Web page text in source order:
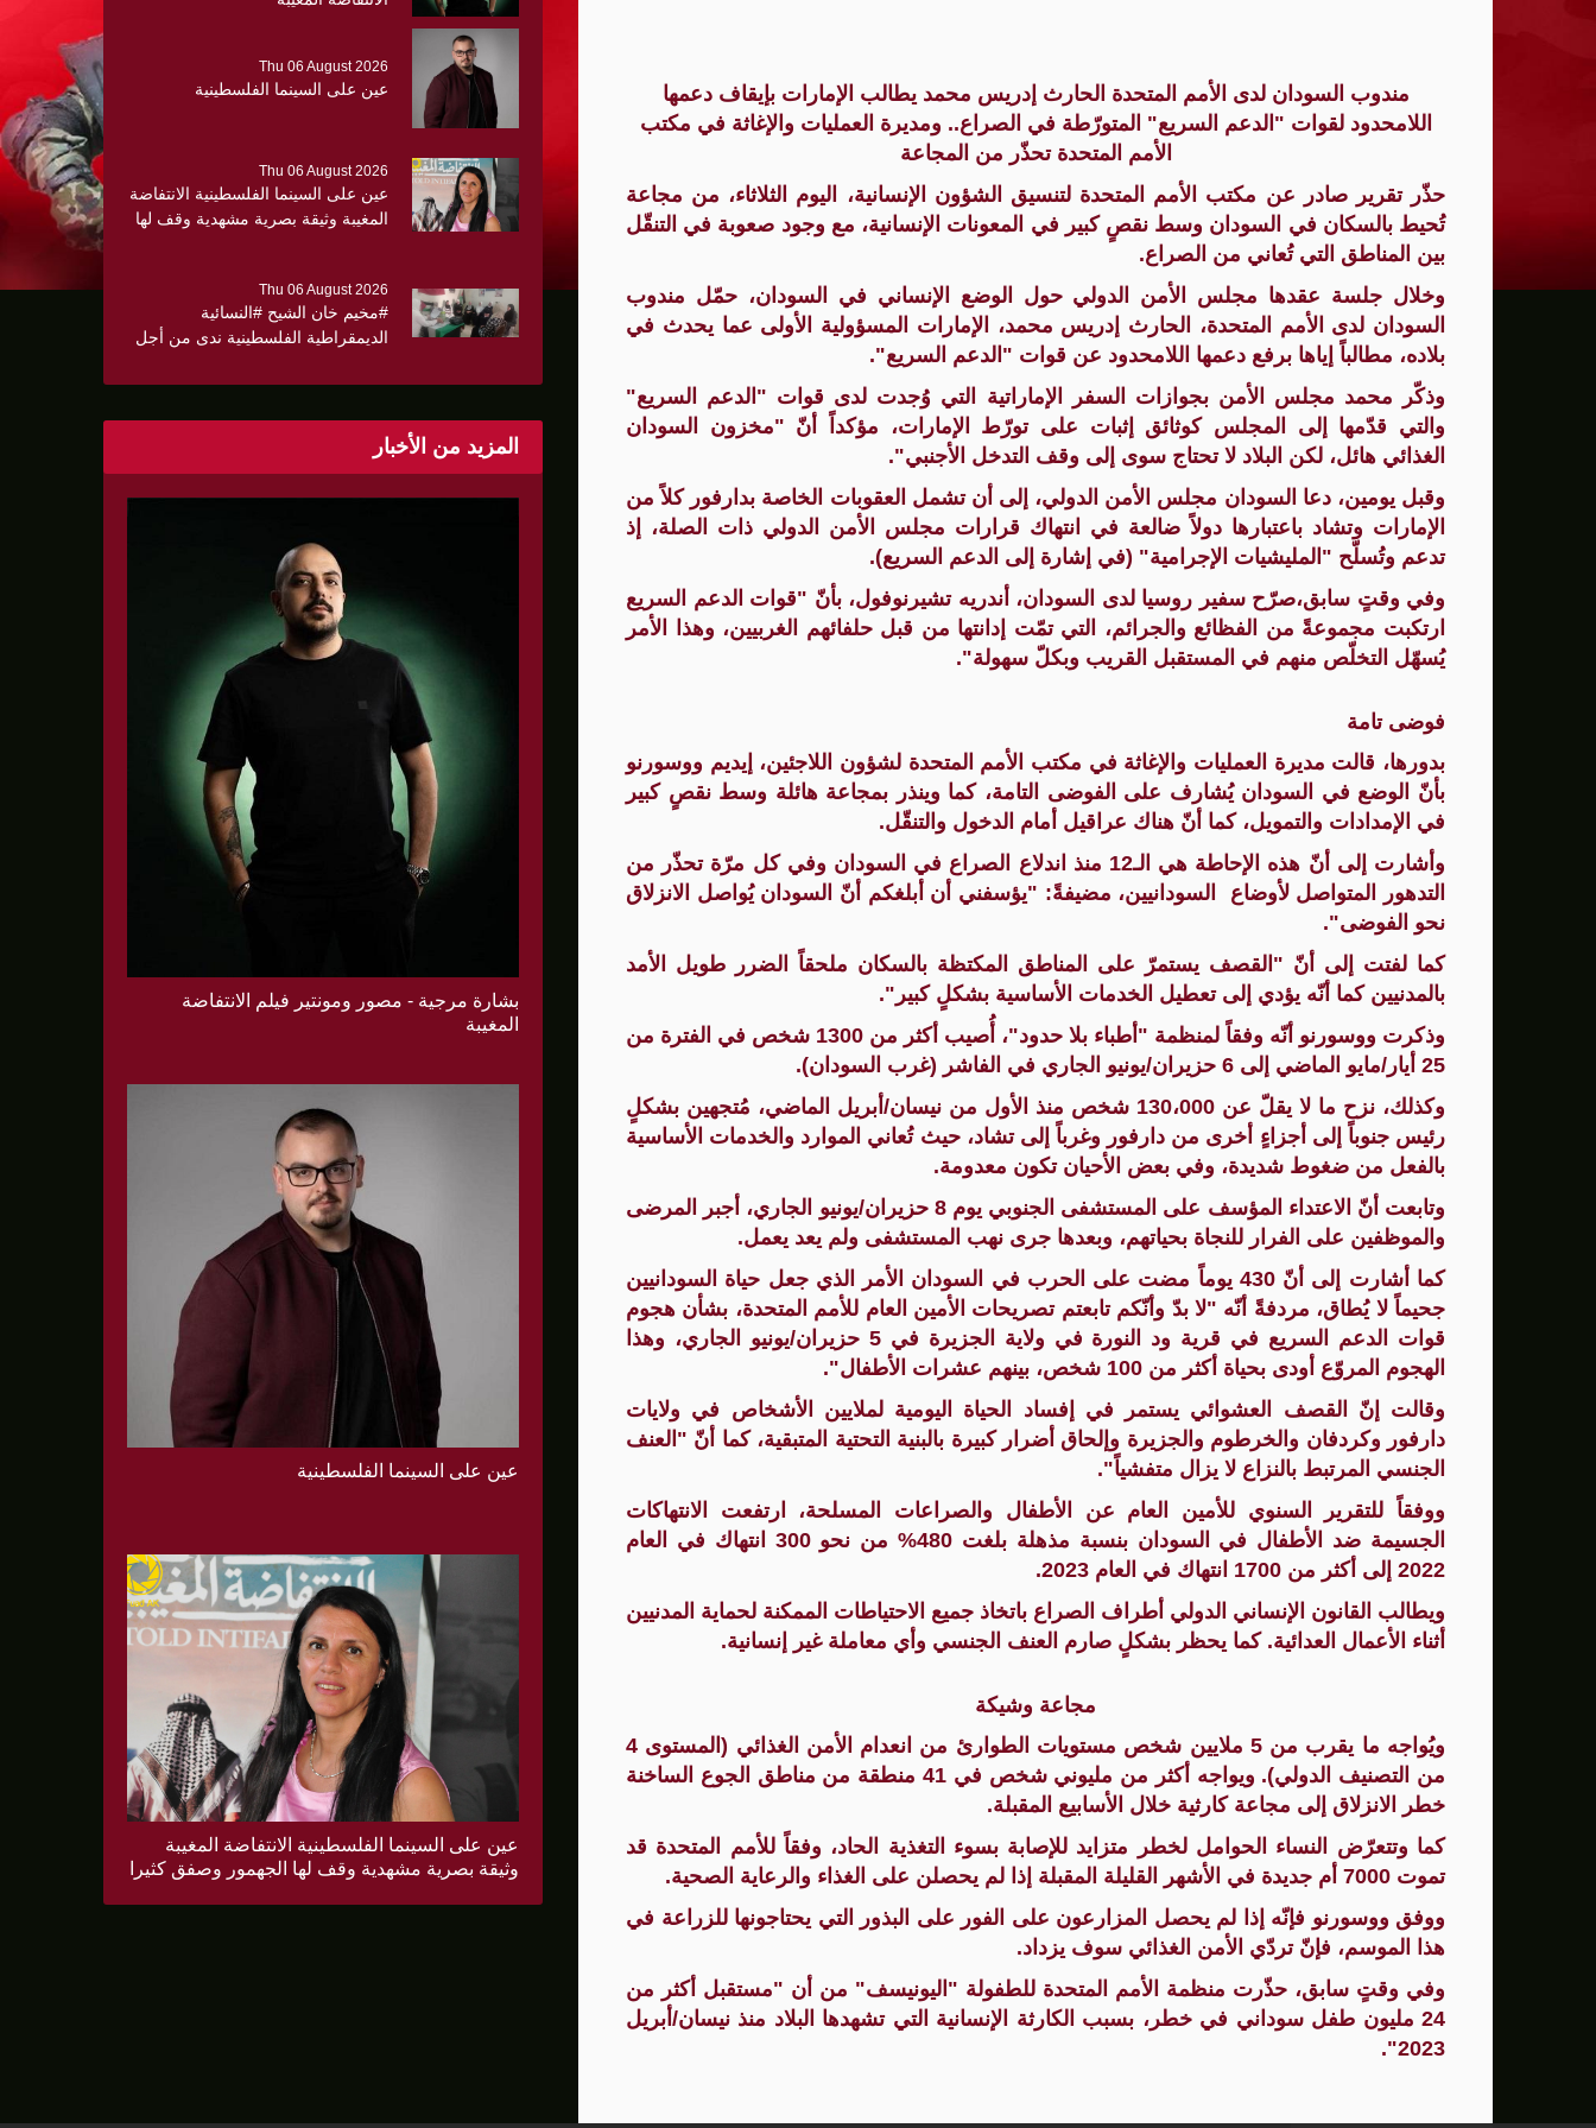
حماية الصحافيين تكرّم الصحافية كريستينا عاصي التي أصيبت بقصف إسرائيلي
فانس يؤكد وجود اختلافات في الرأي مع نتنياهو..,المفاوضات مع إيران "معقدة"
إيران تهدد بمهاجمة دول الخليج إذا تعرضت لهجمات أمريكية جديدة
ن.تايمز: مشرعون أمريكيون يسعون لشراكة عسكرية مع إسرائيل
الدفاع الروسية: ضربنا سفينتين محملتين بشحنات عسكرية قبالة سواحل أوديسا
الـFBI فتح تحقيقا لمعرفة ما إذا كان ترامب "عميلا روسيا" بعد إقالته جيمس كومي
التماس للسماح لطبيب مستقل بفحص حسام أبو صفية
الرئيس الإيراني: التواصل مع خامنئي "صعب للغاية" حاليا
جيش الاحتلال يعلن مقتل جنديين وإصابة 4 جنوب لبنان
"وول ستريت" ترتفع بدعم آمال التهدئة في الشرق الأوسط
سنتكوم: إعادة توجيه 48 سفينة تجارية ضمن حصار إيران
زامير: أضعفنا حماس بشكل كبير وغيّرنا الوضع الأمنيّ وعملياتنا الاستباقية مستمرة
الوفد الأمريكي يطلب تعليق المفاوضات الثلاثية لإجراء مشاورات خاصة
بشارة مرجية - مصور ومونتير فيلم الانتفاضة المغيبة
مندوب السودان لدى الأمم المتحدة الحارث إدريس محمد يطالب الإمارات بإيقاف دعمها
اللامحدود لقوات "الدعم السريع" المتورّطة في الصراع.. ومديرة العمليات والإغاثة في مكتب
الأمم المتحدة تحذّر من المجاعة
حذّر تقرير صادر عن مكتب الأمم المتحدة لتنسيق الشؤون الإنسانية، اليوم الثلاثاء، من مجاعة
تُحيط بالسكان في السودان وسط نقصٍ كبير في المعونات الإنسانية، مع وجود صعوبة في التنقّل
بين المناطق التي تُعاني من الصراع.
وخلال جلسة عقدها مجلس الأمن الدولي حول الوضع الإنساني في السودان، حمّل مندوب
السودان لدى الأمم المتحدة، الحارث إدريس محمد، الإمارات المسؤولية الأولى عما يحدث في
بلاده، مطالباً إياها برفع دعمها اللامحدود عن قوات "الدعم السريع".
وذكّر محمد مجلس الأمن بجوازات السفر الإماراتية التي وُجدت لدى قوات "الدعم السريع"
والتي قدّمها إلى المجلس كوثائق إثبات على تورّط الإمارات، مؤكداً أنّ "مخزون السودان
الغذائي هائل، لكن البلاد لا تحتاج سوى إلى وقف التدخل الأجنبي".
وقبل يومين، دعا السودان مجلس الأمن الدولي، إلى أن تشمل العقوبات الخاصة بدارفور كلاً من
الإمارات وتشاد باعتبارها دولاً ضالعة في انتهاك قرارات مجلس الأمن الدولي ذات الصلة، إذ
تدعم وتُسلّح "المليشيات الإجرامية" (في إشارة إلى الدعم السريع).
وفي وقتٍ سابق،صرّح سفير روسيا لدى السودان، أندريه تشيرنوفول، بأنّ "قوات الدعم السريع
ارتكبت مجموعةً من الفظائع والجرائم، التي تمّت إدانتها من قبل حلفائهم الغربيين، وهذا الأمر
يُسهّل التخلّص منهم في المستقبل القريب وبكلّ سهولة".
فوضى تامة
بدورها، قالت مديرة العمليات والإغاثة في مكتب الأمم المتحدة لشؤون اللاجئين، إيديم ووسورنو
بأنّ الوضع في السودان يُشارف على الفوضى التامة، كما وينذر بمجاعة هائلة وسط نقصٍ كبير
في الإمدادات والتمويل، كما أنّ هناك عراقيل أمام الدخول والتنقّل.
وأشارت إلى أنّ هذه الإحاطة هي الـ12 منذ اندلاع الصراع في السودان وفي كل مرّة تحذّر من
التدهور المتواصل لأوضاع السودانيين، مضيفةً: "يؤسفني أن أبلغكم أنّ السودان يُواصل الانزلاق
نحو الفوضى".
كما لفتت إلى أنّ "القصف يستمرّ على المناطق المكتظة بالسكان ملحقاً الضرر طويل الأمد
بالمدنيين كما أنّه يؤدي إلى تعطيل الخدمات الأساسية بشكلٍ كبير".
وذكرت ووسورنو أنّه وفقاً لمنظمة "أطباء بلا حدود"، أُصيب أكثر من 1300 شخص في الفترة من
25 أيار/مايو الماضي إلى 6 حزيران/يونيو الجاري في الفاشر (غرب السودان).
وكذلك، نزح ما لا يقلّ عن 130،000 شخص منذ الأول من نيسان/أبريل الماضي، مُتجهين بشكلٍ
رئيس جنوباً إلى أجزاءٍ أخرى من دارفور وغرباً إلى تشاد، حيث تُعاني الموارد والخدمات الأساسية
بالفعل من ضغوط شديدة، وفي بعض الأحيان تكون معدومة.
وتابعت أنّ الاعتداء المؤسف على المستشفى الجنوبي يوم 8 حزيران/يونيو الجاري، أجبر المرضى
والموظفين على الفرار للنجاة بحياتهم، وبعدها جرى نهب المستشفى ولم يعد يعمل.
كما أشارت إلى أنّ 430 يوماً مضت على الحرب في السودان الأمر الذي جعل حياة السودانيين
جحيماً لا يُطاق، مردفةً أنّه "لا بدّ وأنّكم تابعتم تصريحات الأمين العام للأمم المتحدة، بشأن هجوم
قوات الدعم السريع في قرية ود النورة في ولاية الجزيرة في 5 حزيران/يونيو الجاري، وهذا
الهجوم المروّع أودى بحياة أكثر من 100 شخص، بينهم عشرات الأطفال".
وقالت إنّ القصف العشوائي يستمر في إفساد الحياة اليومية لملايين الأشخاص في ولايات
دارفور وكردفان والخرطوم والجزيرة وإلحاق أضرار كبيرة بالبنية التحتية المتبقية، كما أنّ "العنف
الجنسي المرتبط بالنزاع لا يزال متفشياً".
ووفقاً للتقرير السنوي للأمين العام عن الأطفال والصراعات المسلحة، ارتفعت الانتهاكات
الجسيمة ضد الأطفال في السودان بنسبة مذهلة بلغت 480% من نحو 300 انتهاك في العام
2022 إلى أكثر من 1700 انتهاك في العام 2023.
ويطالب القانون الإنساني الدولي أطراف الصراع باتخاذ جميع الاحتياطات الممكنة لحماية المدنيين
أثناء الأعمال العدائية. كما يحظر بشكلٍ صارم العنف الجنسي وأي معاملة غير إنسانية.
مجاعة وشيكة
ويُواجه ما يقرب من 5 ملايين شخص مستويات الطوارئ من انعدام الأمن الغذائي (المستوى 4
من التصنيف الدولي). ويواجه أكثر من مليوني شخص في 41 منطقة من مناطق الجوع الساخنة
خطر الانزلاق إلى مجاعة كارثية خلال الأسابيع المقبلة.
كما وتتعرّض النساء الحوامل لخطر متزايد للإصابة بسوء التغذية الحاد، وفقاً للأمم المتحدة قد
تموت 7000 أم جديدة في الأشهر القليلة المقبلة إذا لم يحصلن على الغذاء والرعاية الصحية.
ووفق ووسورنو فإنّه إذا لم يحصل المزارعون على الفور على البذور التي يحتاجونها للزراعة في
هذا الموسم، فإنّ تردّي الأمن الغذائي سوف يزداد.
وفي وقتٍ سابق، حذّرت منظمة الأمم المتحدة للطفولة "اليونيسف" من أن "مستقبل أكثر من
24 مليون طفل سوداني في خطر، بسبب الكارثة الإنسانية التي تشهدها البلاد منذ نيسان/أبريل
2023".
Thu 06 August 2026
عين على السينما الفلسطينية
Thu 06 August 2026
عين على السينما الفلسطينية الانتفاضة
المغيبة وثيقة بصرية مشهدية وقف لها
Thu 06 August 2026
#مخيم خان الشيح #النسائية
الديمقراطية الفلسطينية ندى من أجل
صحية عن ألتهاب الكبد وتوزّع
المزيد من الأخبار
بشارة مرجية - مصور ومونتير فيلم الانتفاضة
المغيبة
عين على السينما الفلسطينية
عين على السينما الفلسطينية الانتفاضة المغيبة
وثيقة بصرية مشهدية وقف لها الجهمور وصفق كثيرا